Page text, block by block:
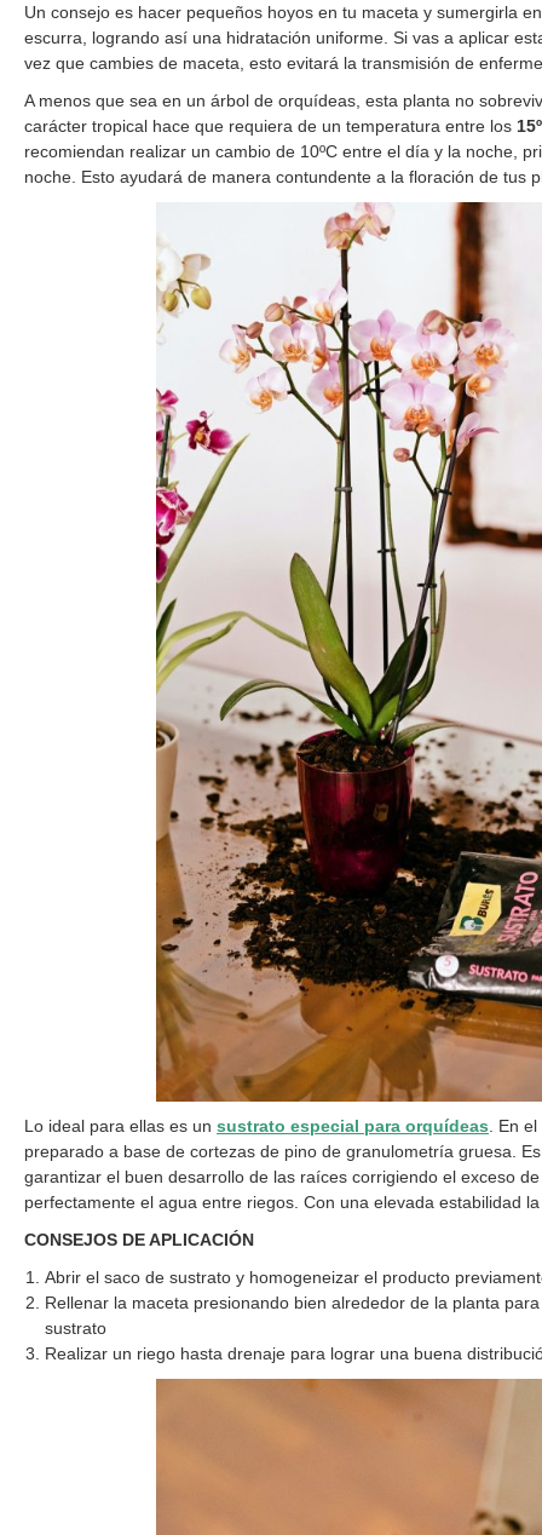
Un consejo es hacer pequeños hoyos en tu maceta y sumergirla
escurra, logrando así una hidratación uniforme. Si vas a aplicar
vez que cambies de maceta, esto evitará la transmisión de
A menos que sea en un árbol de orquídeas, esta planta no
carácter tropical hace que requiera de un temperatura entre los
recomiendan realizar un cambio de 10ºC entre el día y la noche,
noche. Esto ayudará de manera contundente a la floración de tus
Lo ideal para ellas es un sustrato especial para orquídeas . En
preparado a base de cortezas de pino de granulometría gruesa.
garantizar el buen desarrollo de las raíces corrigiendo el exceso
perfectamente el agua entre riegos. Con una elevada estabilidad
CONSEJOS DE APLICACIÓN
Abrir el saco de sustrato y homogeneizar el producto
Rellenar la maceta presionando bien alrededor de la planta
sustrato
Realizar un riego hasta drenaje para lograr una buena